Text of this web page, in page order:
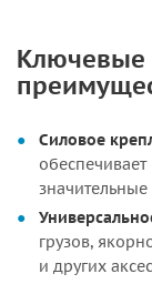
Ключевые
Силовое
значительные
грузов,
и других